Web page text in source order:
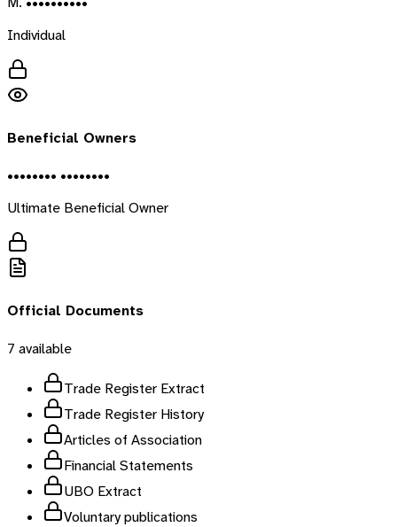
Individual
Beneficial Owners
•••••••• ••••••••
Ultimate Beneficial Owner
Official Documents
7 available
Trade Register Extract
Trade Register History
Articles of Association
Financial Statements
UBO Extract
Voluntary publications